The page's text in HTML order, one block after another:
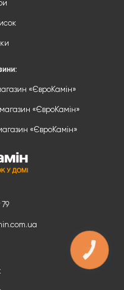
79
«ЄвроКамін»
«ЄвроКамін»
«ЄвроКамін»
КНОПКА
ЗВ'ЯЗКУ